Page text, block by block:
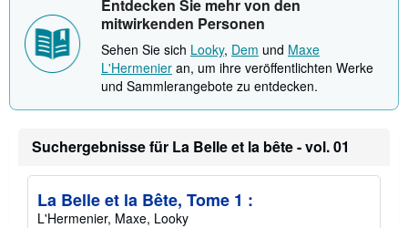
a
t
i
o
n
e
n
u
e
r
Entdecken Sie mehr von den
mitwirkenden Personen
Sehen Sie sich Looky, Dem und Maxe
L'Hermenier an, um ihre veröffentlichten Werke
und Sammlerangebote zu entdecken.
Suchergebnisse für La Belle et la bête - vol. 01
La Belle et la Bête, Tome 1 :
L'Hermenier, Maxe, Looky